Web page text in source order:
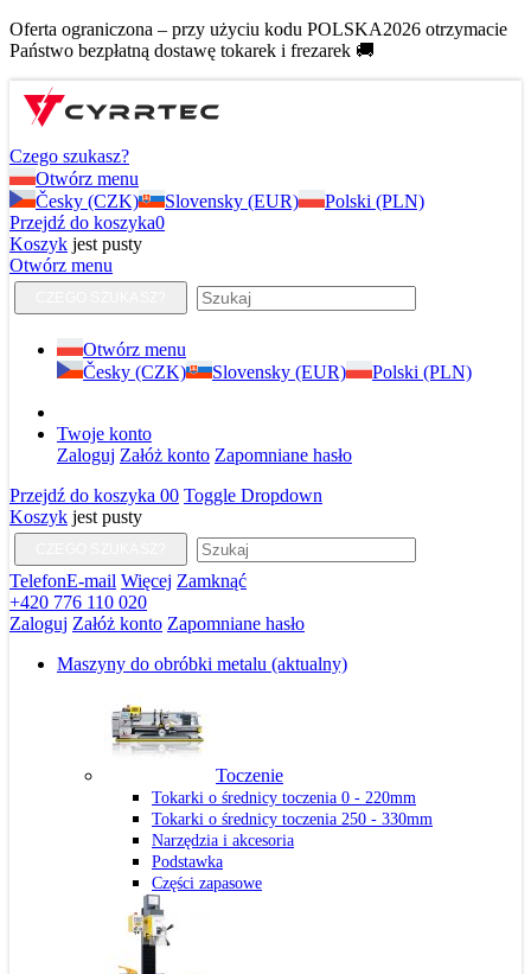
Oferta ograniczona – przy użyciu kodu POLSKA2026 otrzymacie
Państwo bezpłatną dostawę tokarek i frezarek 🚚
Czego szukasz?
Otwórz menu
Česky (CZK)
Slovensky (EUR)
Polski (PLN)
Przejdź do koszyka0
Koszyk jest pusty
Otwórz menu
Otwórz menu
Česky (CZK)
Slovensky (EUR) Polski (PLN)
Twoje konto
Zaloguj Załóż konto Zapomniane hasło
Przejdź do koszyka 00 Toggle Dropdown
Koszyk jest pusty
TelefonE-mail Więcej Zamknąć
+420 776 110 020
Zaloguj Załóż konto Zapomniane hasło
Maszyny do obróbki metalu (aktualny)
Toczenie
Tokarki o średnicy toczenia 0 - 220mm
Tokarki o średnicy toczenia 250 - 330mm
Narzędzia i akcesoria
Podstawka
Części zapasowe